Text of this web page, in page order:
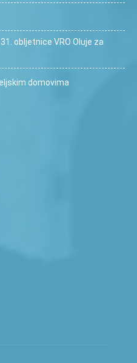
obljetnice VRO Oluje za
domovima